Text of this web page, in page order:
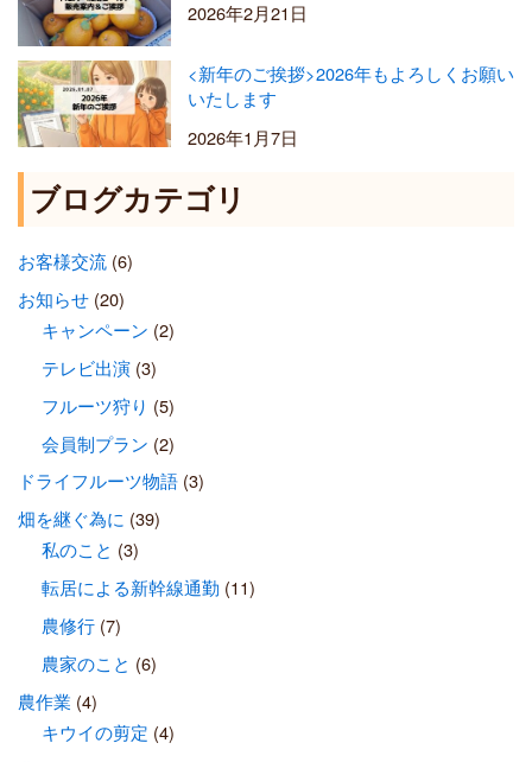
2026年2月21日
<新年のご挨拶>2026年もよろしくお願い
いたします
2026年1月7日
ブログカテゴリ
お客様交流(6)
お知らせ(20)
キャンペーン (2)
テレビ出演(3)
フルーツ狩り (5)
会員制プラン (2)
ドライフルーツ物語(3)
畑を継ぐ為に (39)
私のこと (3)
転居による新幹線通勤 (11)
農修行(7)
農家のこと (6)
農作業 (4)
キウイの剪定 (4)